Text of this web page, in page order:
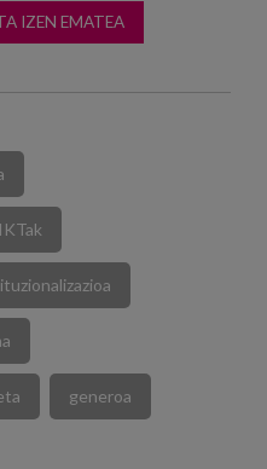
IZEN EMATEA
IKTak
generoa